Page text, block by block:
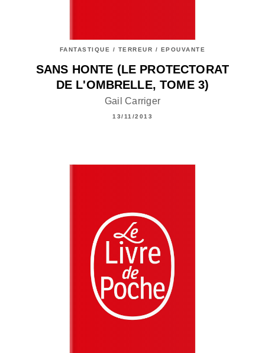
FANTASTIQUE / TERREUR / EPOUVANTE
SANS HONTE (LE PROTECTORAT
DE L'OMBRELLE, TOME 3)
Gail Carriger
13/11/2013